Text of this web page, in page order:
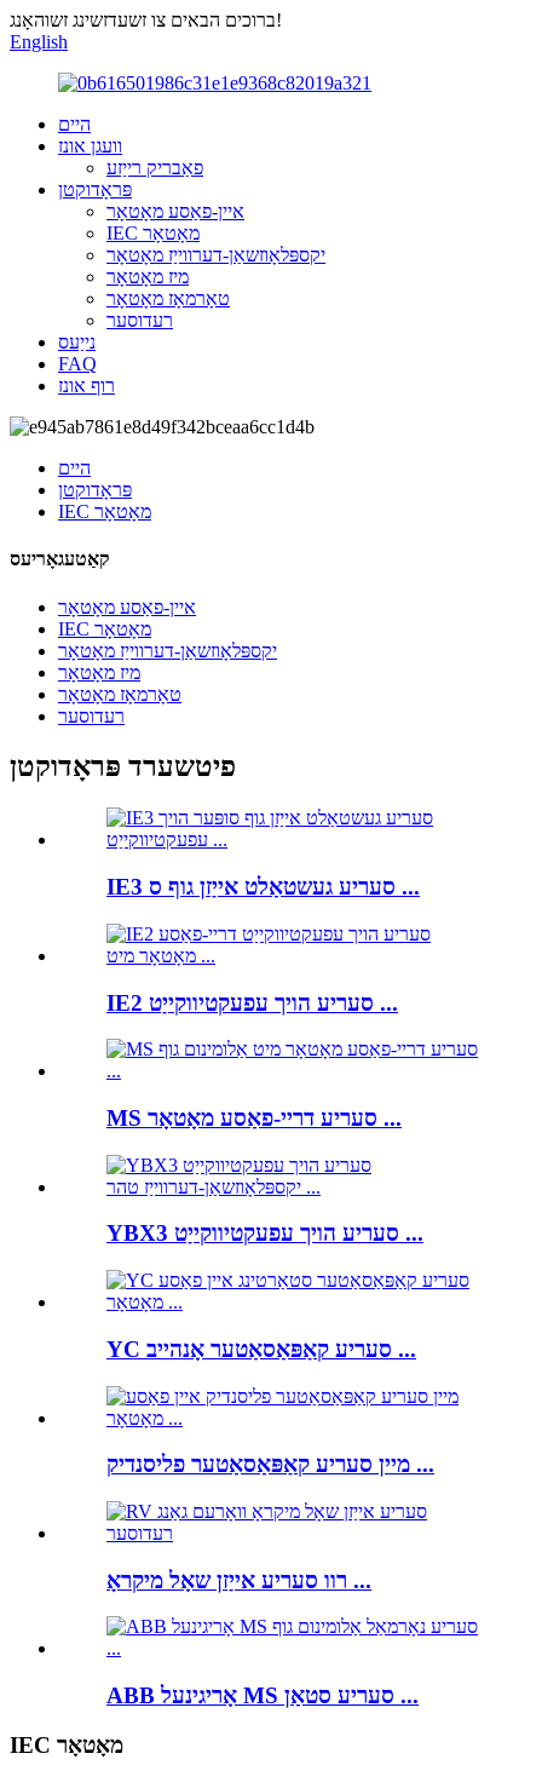
ברוכים הבאים צו זשעדזשינג זשוהאָנג!
English
היים
וועגן אונז
פאַבריק רייַזע
פּראָדוקטן
איין-פאַסע מאָטאָר
IEC מאָטאָר
יקספּלאָוזשאַן-דערווייַז מאָטאָר
מיז מאָטאָר
טאָרמאָז מאָטאָר
רעדוסער
נייַעס
FAQ
רוף אונז
היים
פּראָדוקטן
IEC מאָטאָר
קאַטעגאָריעס
איין-פאַסע מאָטאָר
IEC מאָטאָר
יקספּלאָוזשאַן-דערווייַז מאָטאָר
מיז מאָטאָר
טאָרמאָז מאָטאָר
רעדוסער
פיטשערד פּראָדוקטן
IE3 סעריע געשטאַלט אייַזן גוף ס ...
IE2 סעריע הויך עפעקטיווקייַט ...
MS סעריע דריי-פאַסע מאָטאָר ...
YBX3 סעריע הויך עפעקטיווקייַט ...
YC סעריע קאַפּאַסאַטער אָנהייב ...
מיין סעריע קאַפּאַסאַטער פליסנדיק ...
רוו סעריע אייַזן שאָל מיקראָ ...
ABB אָריגינעל MS סעריע סטאַן ...
IEC מאָטאָר